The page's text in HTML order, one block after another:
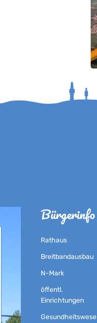
Bürgerinfo
Rathaus
Breitbandausbau
N-Mark
öffentl.
Einrichtungen